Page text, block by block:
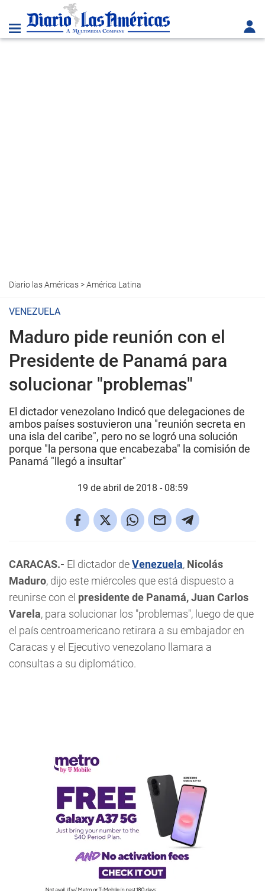
Diario las Américas>América Latina
VENEZUELA
Maduro pide reunión con el
Presidente de Panamá para
solucionar "problemas"
El dictador venezolano Indicó que delegaciones de
ambos países sostuvieron una "reunión secreta en
una isla del caribe", pero no se logró una solución
porque "la persona que encabezaba" la comisión de
Panamá "llegó a insultar"
19 de abril de 2018 - 08:59
CARACAS.- El dictador deVenezuela, Nicolás
Maduro, dijo este miércoles que está dispuesto a
reunirse con el presidente de Panamá, Juan Carlos
Varela, para solucionar los "problemas", luego de que
el país centroamericano retirara a su embajador en
Caracas y el Ejecutivo venezolano llamara a
consultas a su diplomático.